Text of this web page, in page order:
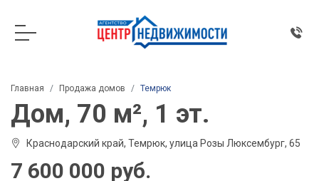
Главная Продажа домов Темрюк
Дом, 70 м², 1 эт.
Краснодарский край, Темрюк, улица Розы Люксембург, 65
7 600 000 руб.